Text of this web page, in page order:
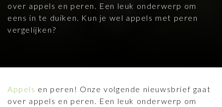
over appels en peren. Een leuk onderwerp om
eens in te duiken. Kun je wel appels met peren
vergelijken?
Appels en peren! Onze volgende nieuwsbrief gaat
over appels en peren. Een leuk onderwerp om